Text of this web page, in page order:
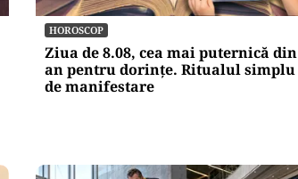
HOROSCOP
Ziua de 8.08, cea mai puternică din
an pentru dorințe. Ritualul simplu
de manifestare